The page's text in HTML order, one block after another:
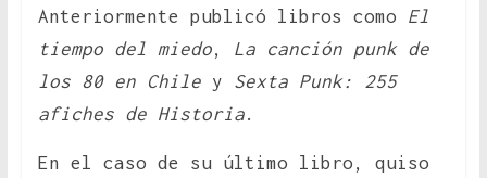
Anteriormente publicó libros como El
tiempo del miedo, La canción punk de
los 80 en Chiley Sexta Punk: 255
afiches de Historia.
En el caso de su último libro, quiso